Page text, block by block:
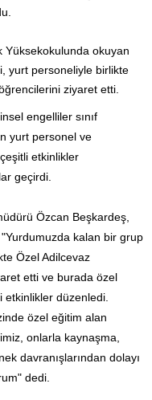
Yüksekokulunda okuyan
yurt personeliyle birlikte
ziyaret etti.
engelliler sınıf
yurt personel ve
etkinlikler
geçirdi.
Özcan Beşkardeş,
"Yurdumuzda kalan bir grup
Özel Adilcevaz
etti ve burada özel
düzenledi.
özel eğitim alan
onlarla kaynaşma,
davranışlarından dolayı
dedi.